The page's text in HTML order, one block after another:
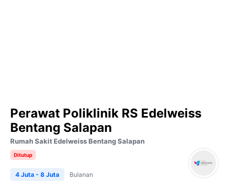
Perawat Poliklinik RS Edelweiss
Bentang Salapan
Rumah Sakit Edelweiss Bentang Salapan
Ditutup
4 Juta - 8 Juta Bulanan